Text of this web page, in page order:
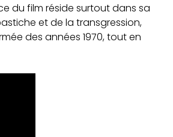
du film réside surtout dans sa
et de la transgression,
des années 1970, tout en